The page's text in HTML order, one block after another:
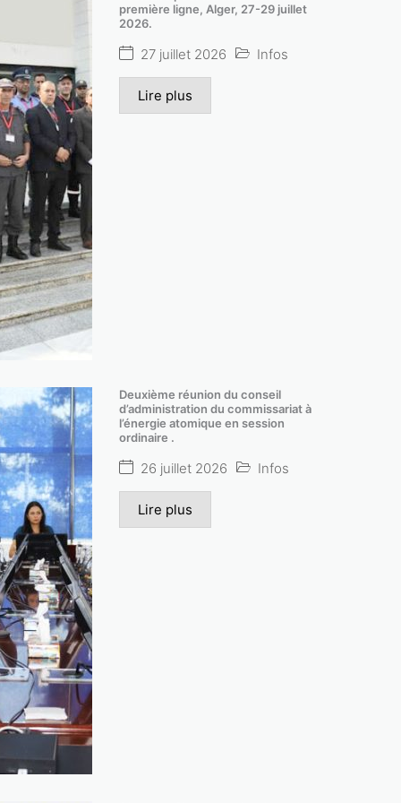
nationale sur les applications des
Tendances en production des
en médecine nucléaire, Alger, 10-11
première ligne, Alger, 27-29 juillet
2026.
27 juillet 2026 Infos
Lire plus
Deuxième réunion du conseil
d’administration du commissariat à
l’énergie atomique en session
ordinaire .
26 juillet 2026 Infos
Lire plus